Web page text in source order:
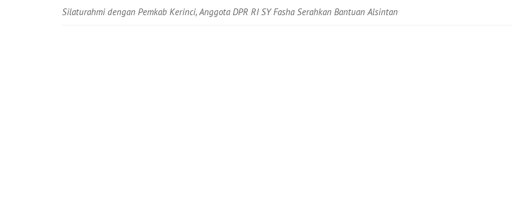
Silaturahmi dengan Pemkab Kerinci, Anggota DPR RI SY Fasha Serahkan Bantuan Alsintan